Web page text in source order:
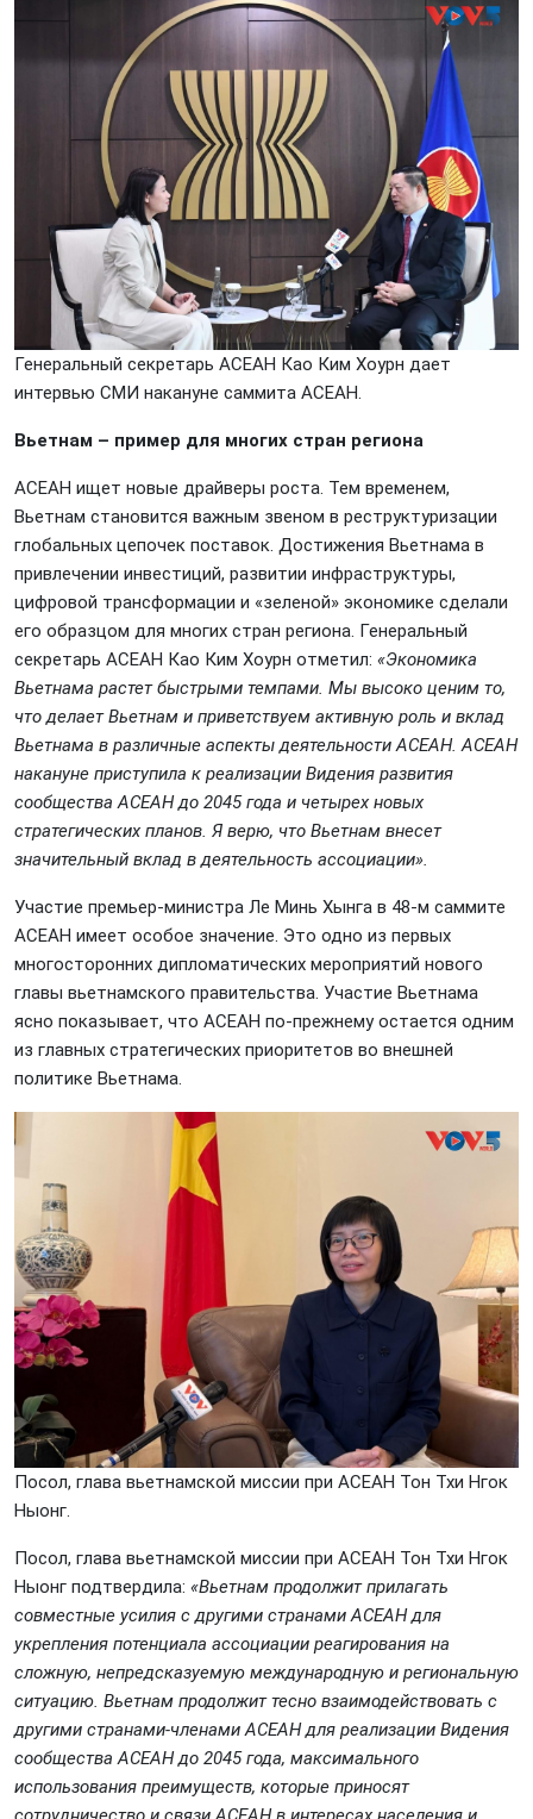
Генеральный секретарь АСЕАН Као Ким Хоурн дает
интервью СМИ накануне саммита АСЕАН.
Вьетнам – пример для многих стран региона
АСЕАН ищет новые драйверы роста. Тем временем,
Вьетнам становится важным звеном в реструктуризации
глобальных цепочек поставок. Достижения Вьетнама в
привлечении инвестиций, развитии инфраструктуры,
цифровой трансформации и «зеленой» экономике сделали
его образцом для многих стран региона. Генеральный
секретарь АСЕАН Као Ким Хоурн отметил: «Экономика
Вьетнама растет быстрыми темпами. Мы высоко ценим то,
что делает Вьетнам и приветствуем активную роль и вклад
Вьетнама в различные аспекты деятельности АСЕАН. АСЕАН
накануне приступила к реализации Видения развития
сообщества АСЕАН до 2045 года и четырех новых
стратегических планов. Я верю, что Вьетнам внесет
значительный вклад в деятельность ассоциации».
Участие премьер-министра Ле Минь Хынга в 48-м саммите
АСЕАН имеет особое значение. Это одно из первых
многосторонних дипломатических мероприятий нового
главы вьетнамского правительства. Участие Вьетнама
ясно показывает, что АСЕАН по-прежнему остается одним
из главных стратегических приоритетов во внешней
политике Вьетнама.
Посол, глава вьетнамской миссии при АСЕАН Тон Тхи Нгок
Ныонг.
Посол, глава вьетнамской миссии при АСЕАН Тон Тхи Нгок
Ныонг подтвердила: «Вьетнам продолжит прилагать
совместные усилия с другими странами АСЕАН для
укрепления потенциала ассоциации реагирования на
сложную, непредсказуемую международную и региональную
ситуацию. Вьетнам продолжит тесно взаимодействовать с
другими странами-членами АСЕАН для реализации Видения
сообщества АСЕАН до 2045 года, максимального
использования преимуществ, которые приносят